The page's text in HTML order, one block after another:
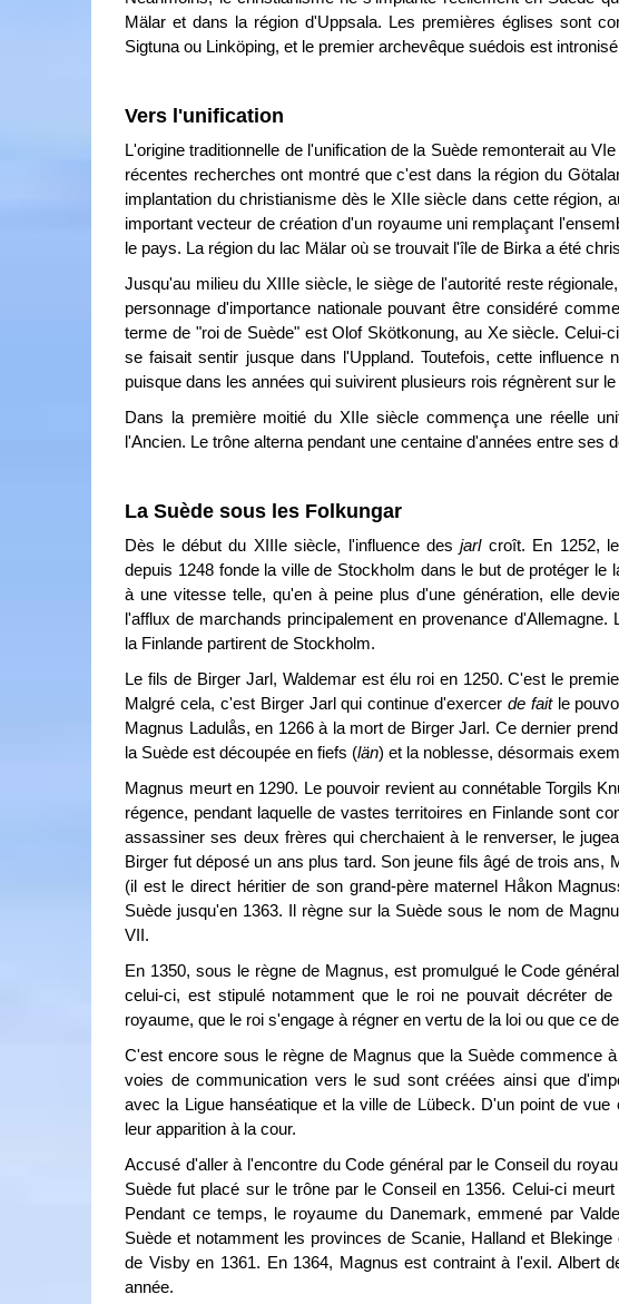
Mälar et dans la région d'Uppsala. Les premières églises sont
Sigtuna ou Linköping, et le premier archevêque suédois est
Vers l'unification
L'origine traditionnelle de l'unification de la Suède remonterait au
récentes recherches ont montré que c'est dans la région du
implantation du christianisme dès le XIIe siècle dans cette région,
important vecteur de création d'un royaume uni remplaçant
le pays. La région du lac Mälar où se trouvait l'île de Birka a été
Jusqu'au milieu du XIIIe siècle, le siège de l'autorité reste
personnage d'importance nationale pouvant être considéré
terme de "roi de Suède" est Olof Skötkonung, au Xe siècle. Celui-
se faisait sentir jusque dans l'Uppland. Toutefois, cette
puisque dans les années qui suivirent plusieurs rois régnèrent sur
Dans la première moitié du XIIe siècle commença une réelle
l'Ancien. Le trône alterna pendant une centaine d'années entre ses
La Suède sous les Folkungar
Dès le début du XIIIe siècle, l'influence desjarlcroît. En 1252,
depuis 1248 fonde la ville de Stockholm dans le but de protéger
à une vitesse telle, qu'en à peine plus d'une génération, elle
l'afflux de marchands principalement en provenance
la Finlande partirent de Stockholm.
Le fils de Birger Jarl, Waldemar est élu roi en 1250. C'est le
Malgré cela, c'est Birger Jarl qui continue d'exercer de faitle
Magnus Ladulås, en 1266 à la mort de Birger Jarl. Ce dernier
la Suède est découpée en fiefs (län) et la noblesse, désormais
Magnus meurt en 1290. Le pouvoir revient au connétable Torgils
régence, pendant laquelle de vastes territoires en Finlande sont
assassiner ses deux frères qui cherchaient à le renverser, le
Birger fut déposé un ans plus tard. Son jeune fils âgé de trois ans,
(il est le direct héritier de son grand-père maternel Håkon
Suède jusqu'en 1363. Il règne sur la Suède sous le nom de
VII.
En 1350, sous le règne de Magnus, est promulgué le Code
celui-ci, est stipulé notamment que le roi ne pouvait décréter
royaume, que le roi s'engage à régner en vertu de la loi ou que ce
C'est encore sous le règne de Magnus que la Suède commence
voies de communication vers le sud sont créées ainsi que
avec la Ligue hanséatique et la ville de Lübeck. D'un point de
leur apparition à la cour.
Accusé d'aller à l'encontre du Code général par le Conseil du
Suède fut placé sur le trône par le Conseil en 1356. Celui-ci
Pendant ce temps, le royaume du Danemark, emmené par
Suède et notamment les provinces de Scanie, Halland et
de Visby en 1361. En 1364, Magnus est contraint à l'exil. Albert
année.